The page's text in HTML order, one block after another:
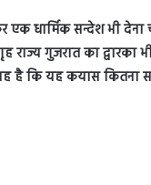
एक धार्मिक सन्देश भी
राज्य गुजरात का
है कि यह कयास कितना